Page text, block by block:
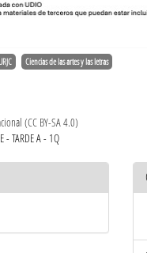
Ciencias de las artes y las letras
(CC BY-SA 4.0)
- TARDE A - 1Q